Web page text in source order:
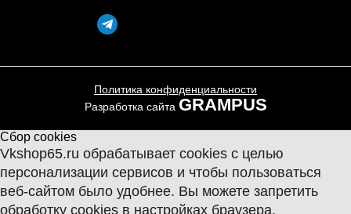
Политика конфиденциальности
Разработка сайта GRAMPUS
Сбор cookies
Vkshop65.ru обрабатывает cookies с целью
персонализации сервисов и чтобы пользоваться
веб-сайтом было удобнее. Вы можете запретить
обработку сookies в настройках браузера.